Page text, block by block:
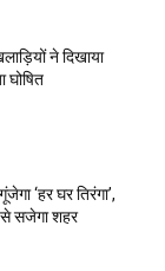
ने दिखाया
घोषित
‘हर घर तिरंगा’,
से सजेगा शहर